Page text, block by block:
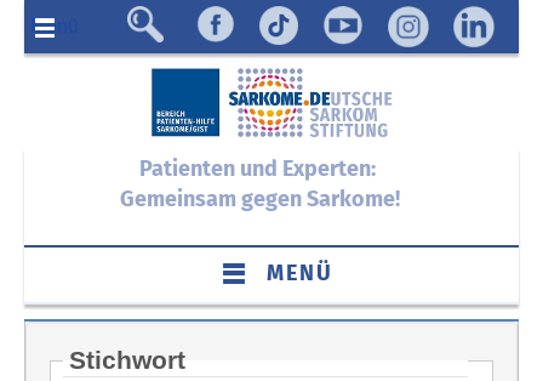
Menü
Patienten und Experten:
Gemeinsam gegen Sarkome!
MENÜ
Stichwort